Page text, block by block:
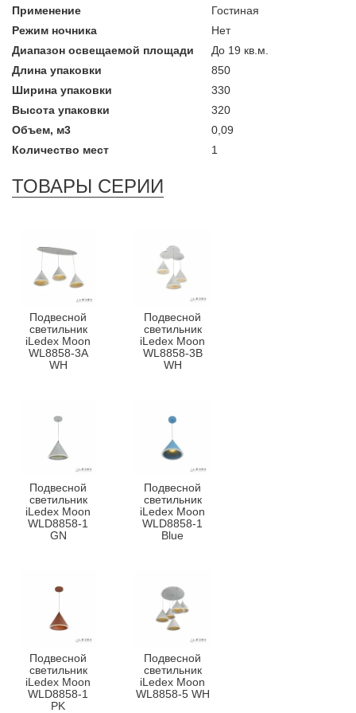
Применение
Гостиная
Режим ночника
Нет
Диапазон освещаемой площади
До 19 кв.м.
Длина упаковки
850
Ширина упаковки
330
Высота упаковки
320
Объем, м3
0,09
Количество мест
1
ТОВАРЫ СЕРИИ
Подвесной
светильник
iLedex Moon
WL8858-3A
WH
Подвесной
светильник
iLedex Moon
WL8858-3B
WH
Подвесной
светильник
iLedex Moon
WLD8858-1
GN
Подвесной
светильник
iLedex Moon
WLD8858-1
Blue
Подвесной
светильник
iLedex Moon
WLD8858-1
PK
Подвесной
светильник
iLedex Moon
WL8858-5 WH